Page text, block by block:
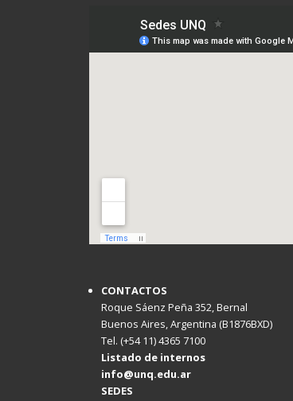
CONTACTOS
Roque Sáenz Peña 352, Bernal
Buenos Aires, Argentina (B1876BXD)
Tel. (+54 11) 4365 7100
Listado de internos
info@unq.edu.ar
SEDES